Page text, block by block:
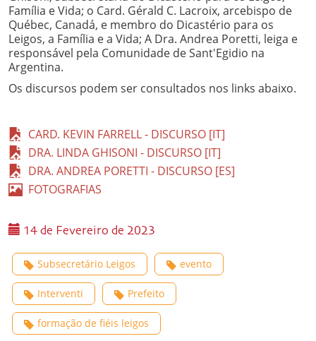
Família e Vida; o Card. Gérald C. Lacroix, arcebispo de
Québec, Canadá, e membro do Dicastério para os
Leigos, a Família e a Vida; A Dra. Andrea Poretti, leiga e
responsável pela Comunidade de Sant'Egidio na
Argentina.
Os discursos podem ser consultados nos links abaixo.
CARD. KEVIN FARRELL - DISCURSO [IT]
DRA. LINDA GHISONI - DISCURSO [IT]
DRA. ANDREA PORETTI - DISCURSO [ES]
FOTOGRAFIAS
14 de Fevereiro de 2023
Subsecretário Leigos evento
Interventi Prefeito
formação de fiéis leigos